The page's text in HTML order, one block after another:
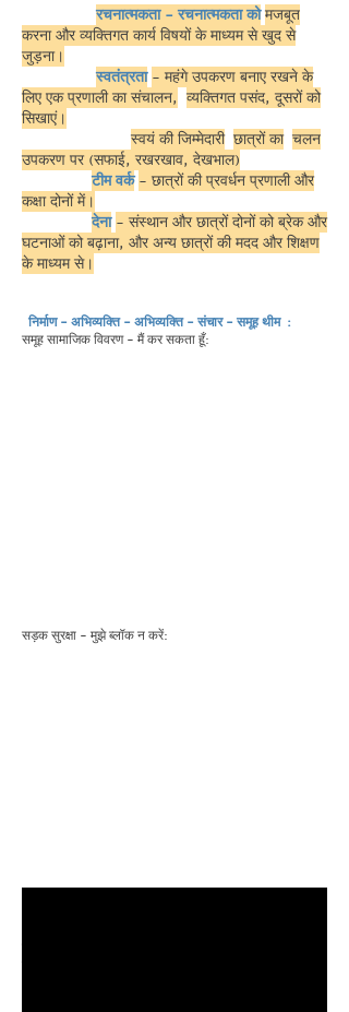
रचनात्मकता - रचनात्मकता को मजबूत
करना और व्यक्तिगत कार्य विषयों के माध्यम से खुद से
जुड़ना।
स्वतंत्रता - महंगे उपकरण बनाए रखने के
लिए एक प्रणाली का संचालन, व्यक्तिगत पसंद, दूसरों को
सिखाएं।
स्वयं की जिम्मेदारी छात्रों का चलन
उपकरण पर (सफाई, रखरखाव, देखभाल)
टीम वर्क - छात्रों की प्रवर्धन प्रणाली और
कक्षा दोनों में।
देना - संस्थान और छात्रों दोनों को ब्रेक और
घटनाओं को बढ़ाना, और अन्य छात्रों की मदद और शिक्षण
के माध्यम से।
निर्माण - अभिव्यक्ति - अभिव्यक्ति - संचार - समूह थीम :
समूह सामाजिक विवरण - मैं कर सकता हूँ:
सड़क सुरक्षा - मुझे ब्लॉक न करें: